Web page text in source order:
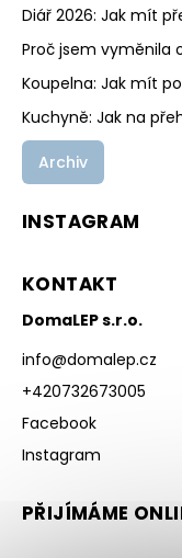
Diář 2026: Jak mít
Proč jsem vyměnila
Koupelna: Jak mít
Kuchyně: Jak na
Archiv
INSTAGRAM
KONTAKT
DomaLEP s.r.o.
info@domalep.cz
+420732673005
Facebook
Instagram
PŘIJÍMÁME